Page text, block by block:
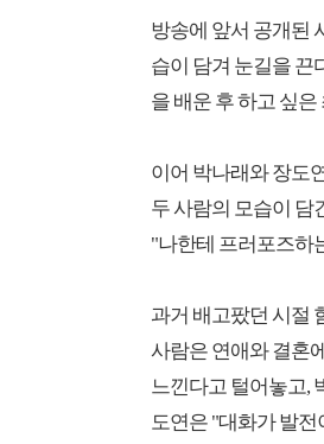
방송에 앞서 공개된
습이 담겨 눈길을 끈
을 배운 후 하고 싶
이어 박나래와 장도
두 사람의 모습이 담
"나한테 프러포즈하
과거 배고팠던 시절
사람은 연애와 결혼
느낀다고 털어놓고,
도연은 "대화가 발